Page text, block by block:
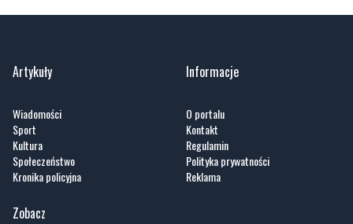
Artykuły
Wiadomości
Sport
Kultura
Społeczeństwo
Kronika policyjna
Informacje
O portalu
Kontakt
Regulamin
Polityka prywatności
Reklama
Zobacz